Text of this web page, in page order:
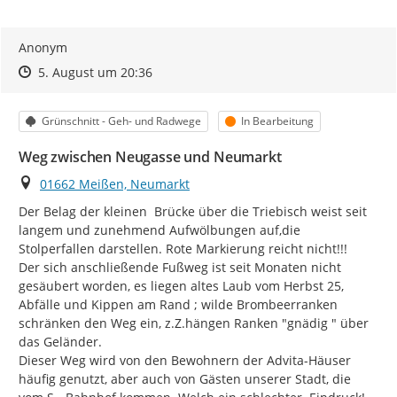
Anonym
Zeitpunkt des Erstellens
Zeitpunkt des Erstellens
5. August um 20:36Zur Äußerung
Kategorie
Grünschnitt - Geh- und Radwege Status
In Bearbeitung
Weg zwischen Neugasse und Neumarkt
Ort
01662 Meißen, Neumarkt
Der Belag der kleinen  Brücke über die Triebisch weist seit
langem und zunehmend Aufwölbungen auf,die
Stolperfallen darstellen. Rote Markierung reicht nicht!!!
Der sich anschließende Fußweg ist seit Monaten nicht
gesäubert worden, es liegen altes Laub vom Herbst 25,
Abfälle und Kippen am Rand ; wilde Brombeerranken
schränken den Weg ein, z.Z.hängen Ranken "gnädig " über
das Geländer.
Dieser Weg wird von den Bewohnern der Advita-Häuser
häufig genutzt, aber auch von Gästen unserer Stadt, die